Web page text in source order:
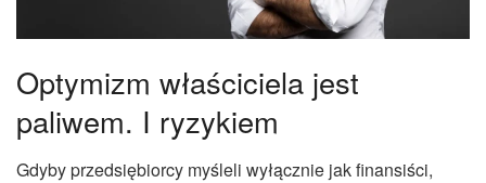
Optymizm właściciela jest
paliwem. I ryzykiem
Gdyby przedsiębiorcy myśleli wyłącznie jak finansiści,